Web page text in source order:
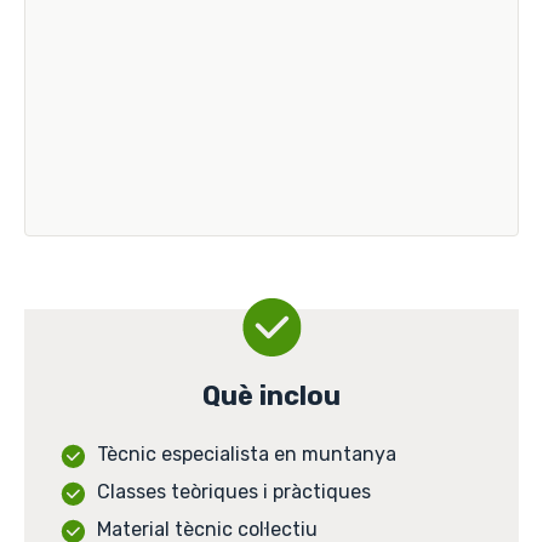
Què inclou
Tècnic especialista en muntanya
Classes teòriques i pràctiques
Material tècnic col·lectiu